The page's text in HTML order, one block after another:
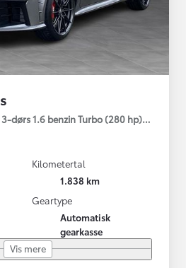
3-dørs 1.6 benzin Turbo (280 hp) Aut.
Kilometertal
1.838 km
Geartype
Automatisk
gearkasse
Vis mere